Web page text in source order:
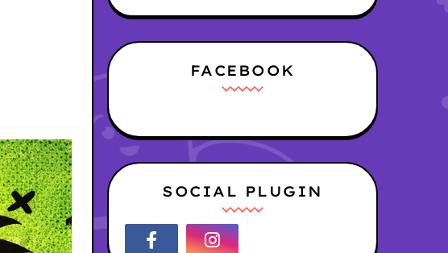
FACEBOOK
SOCIAL PLUGIN